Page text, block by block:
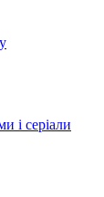
і серіали